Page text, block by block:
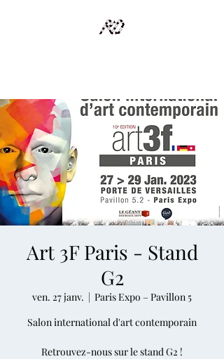
Art 3F Paris - Stand
G2
ven. 27 janv.
  |
Paris Expo – Pavillon 5
Salon international d'art contemporain
Retrouvez-nous sur le stand G2 !